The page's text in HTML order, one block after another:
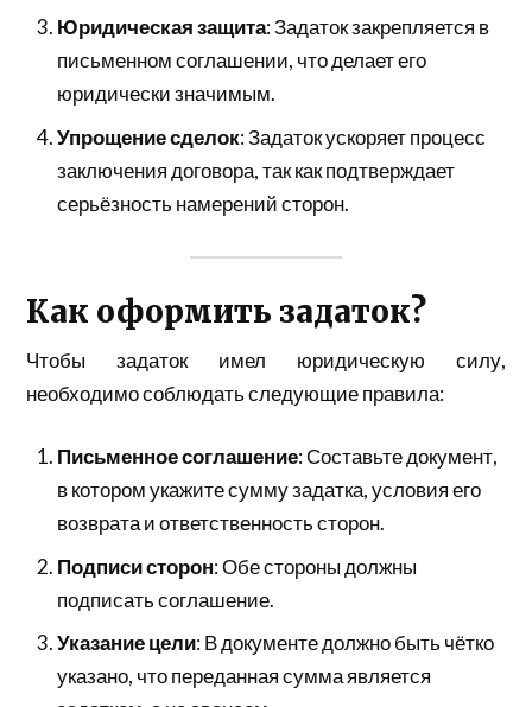
Юридическая защита: Задаток закрепляется в
письменном соглашении, что делает его
юридически значимым.
Упрощение сделок: Задаток ускоряет процесс
заключения договора, так как подтверждает
серьёзность намерений сторон.
Как оформить задаток?
Чтобы задаток имел юридическую силу,
необходимо соблюдать следующие правила:
Письменное соглашение: Составьте документ,
в котором укажите сумму задатка, условия его
возврата и ответственность сторон.
Подписи сторон: Обе стороны должны
подписать соглашение.
Указание цели: В документе должно быть чётко
указано, что переданная сумма является